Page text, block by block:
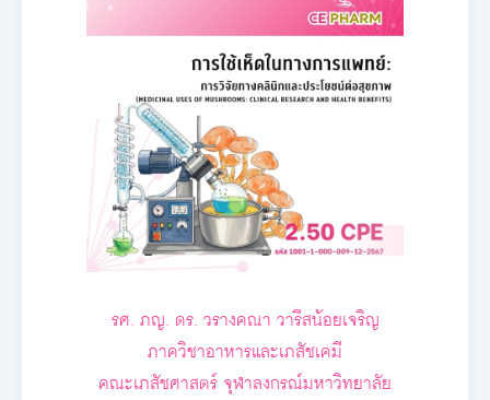
รศ. ภญ. ดร. วรางคณา วารีสน้อยเจริญ
ภาควิชาอาหารและเภสัชเคมี
คณะเภสัชศาสตร์ จุฬาลงกรณ์มหาวิทยาลัย